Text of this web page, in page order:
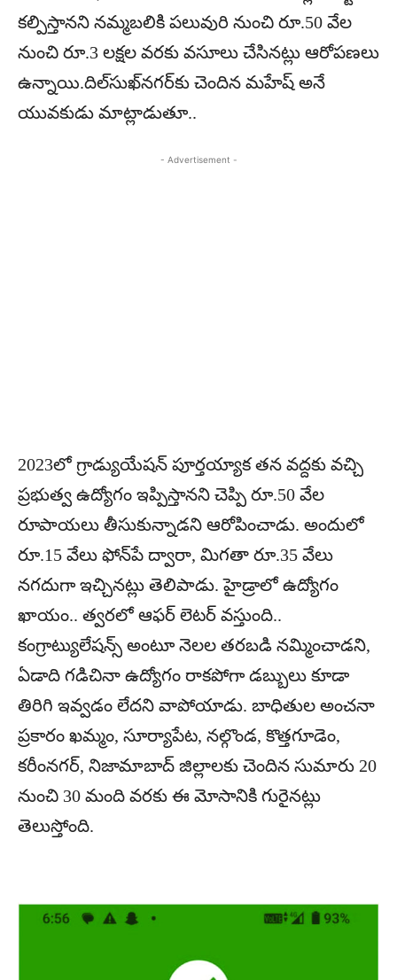
కల్పిస్తానని నమ్మబలికి పలువురి నుంచి రూ.50 వేల
నుంచి రూ.3 లక్షల వరకు వసూలు చేసినట్లు ఆరోపణలు
ఉన్నాయి.దిల్‌సుఖ్‌నగర్‌కు చెందిన మహేష్ అనే
యువకుడు మాట్లాడుతూ..
- Advertisement -
2023లో గ్రాడ్యుయేషన్ పూర్తయ్యాక తన వద్దకు వచ్చి
ప్రభుత్వ ఉద్యోగం ఇప్పిస్తానని చెప్పి రూ.50 వేల
రూపాయలు తీసుకున్నాడని ఆరోపించాడు. అందులో
రూ.15 వేలు ఫోన్‌పే ద్వారా, మిగతా రూ.35 వేలు
నగదుగా ఇచ్చినట్లు తెలిపాడు. హైడ్రాలో ఉద్యోగం
ఖాయం.. త్వరలో ఆఫర్ లెటర్ వస్తుంది..
కంగ్రాట్యులేషన్స్ అంటూ నెలల తరబడి నమ్మించాడని,
ఏడాది గడిచినా ఉద్యోగం రాకపోగా డబ్బులు కూడా
తిరిగి ఇవ్వడం లేదని వాపోయాడు. బాధితుల అంచనా
ప్రకారం ఖమ్మం, సూర్యాపేట, నల్గొండ, కొత్తగూడెం,
కరీంనగర్, నిజామాబాద్ జిల్లాలకు చెందిన సుమారు 20
నుంచి 30 మంది వరకు ఈ మోసానికి గురైనట్లు
తెలుస్తోంది.